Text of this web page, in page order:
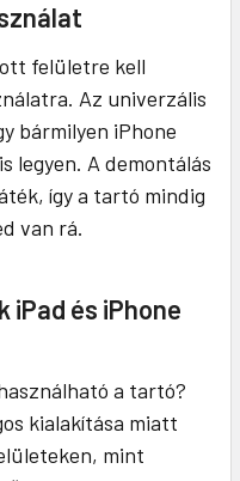
felületre kell
Az univerzális
bármilyen iPhone
legyen. A demontálás
így a tartó mindig
van rá.
iPad és iPhone
a tartó?
kialakítása miatt
mint